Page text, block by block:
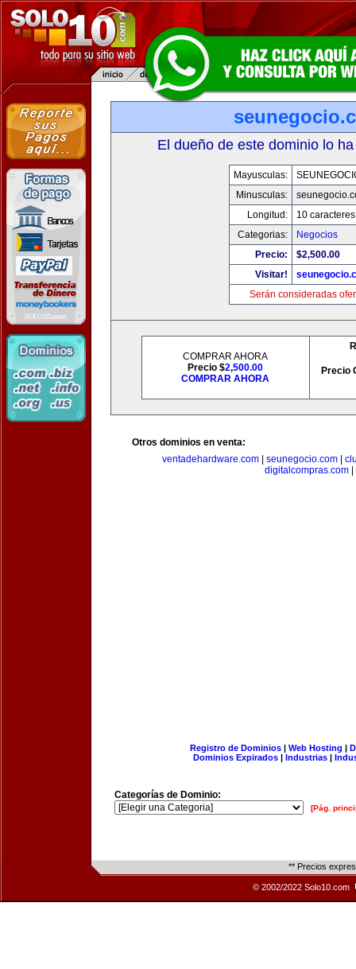
El dueño de este dominio lo
Mayusculas:
Minusculas:
Longitud:
10 caracteres
Categorias:
Negocios
Precio:
$2,500.00
Visitar!
Serán consideradas
COMPRAR AHORA
Precio $2,500.00
COMPRAR AHORA
Precio
Otros dominios en venta:
ventadehardware.com| seunegocio.com|
digitalcompras.com
Registro de Dominios| Web Hosting |
Dominios Expirados | Industrias |
Categorías de Dominio:
[Pág.
** Precios
© 2002/2022 Solo10.com